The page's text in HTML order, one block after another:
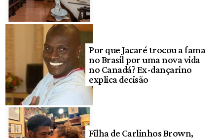
Por que Jacaré trocou a fama
no Brasil por uma nova vida
no Canadá? Ex-dançarino
explica decisão
Filha de Carlinhos Brown,